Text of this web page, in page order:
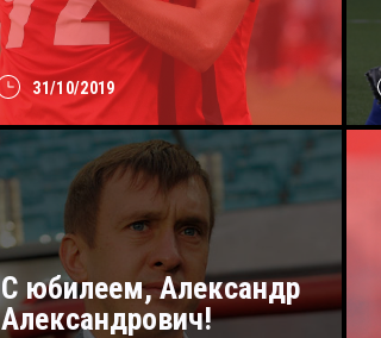
31/10/2019
С юбилеем, Александр
Александрович!